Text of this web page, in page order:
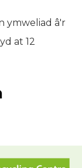
ymweliad â'r
at 12